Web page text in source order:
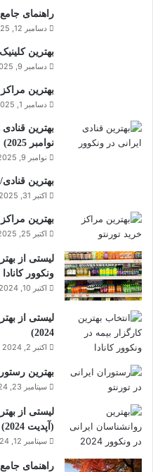
راهنمای
دسامبر 12, 2025
بهترین
دسامبر 9, 2025
بهترین
دسامبر 1, 2025
بهترین
نوامبر 2025)
نوامبر 9, 2025
بهترین
اکتبر 31, 2025
بهترین
اکتبر 25, 2025
لیستی از
ونکوور کانادا
اکتبر 10, 2024
لیستی از
2024)
اکتبر 2, 2024
بهترین
سپتامبر 23, 2024
لیستی از
(آپدیت 2024)
سپتامبر 12, 2024
راهنمای